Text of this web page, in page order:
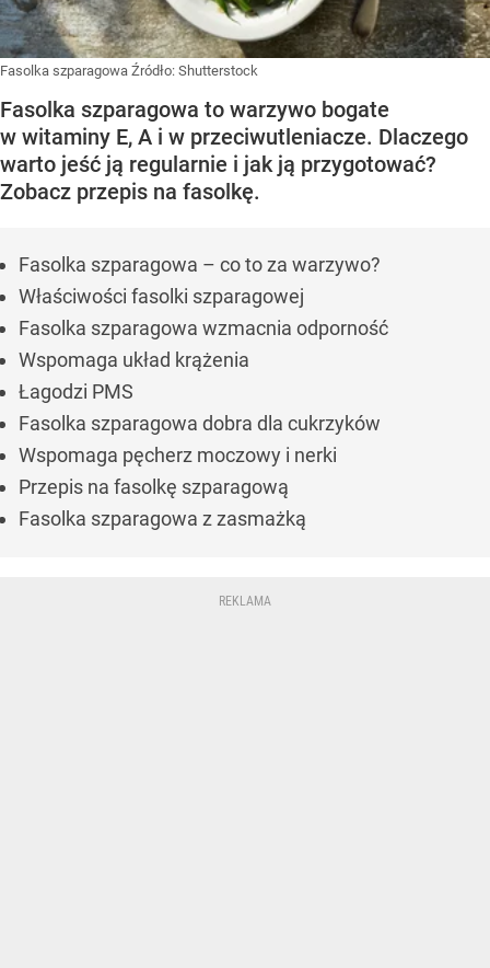
Fasolka szparagowa Źródło: Shutterstock
Fasolka szparagowa to warzywo bogate
w witaminy E, A i w przeciwutleniacze. Dlaczego
warto jeść ją regularnie i jak ją przygotować?
Zobacz przepis na fasolkę.
Fasolka szparagowa – co to za warzywo?
Właściwości fasolki szparagowej
Fasolka szparagowa wzmacnia odporność
Wspomaga układ krążenia
Łagodzi PMS
Fasolka szparagowa dobra dla cukrzyków
Wspomaga pęcherz moczowy i nerki
Przepis na fasolkę szparagową
Fasolka szparagowa z zasmażką